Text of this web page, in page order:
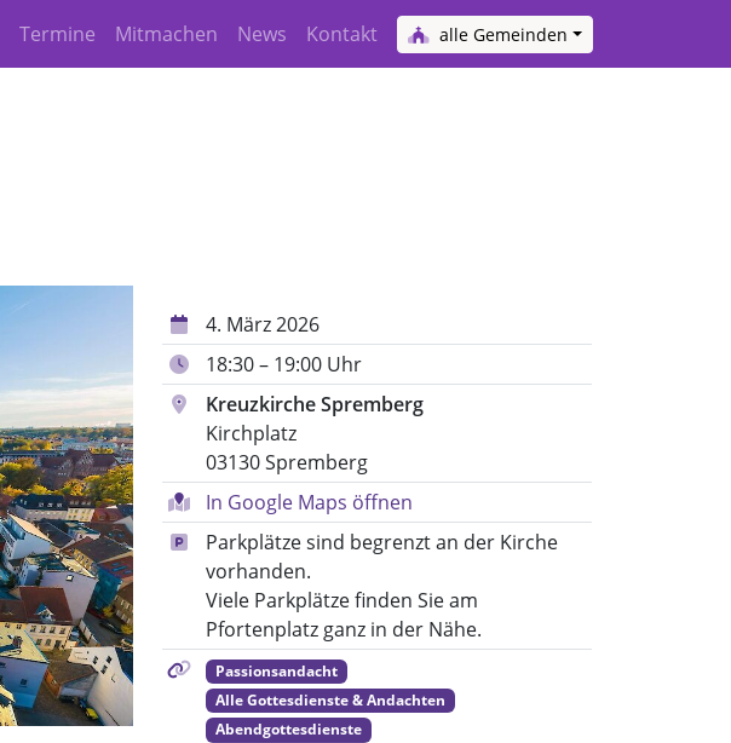
Termine Mitmachen News Kontakt alle Gemeinden
4. März 2026
18:30 – 19:00 Uhr
Kreuzkirche Spremberg
Kirchplatz
03130 Spremberg
In Google Maps öffnen
Parkplätze sind begrenzt an der Kirche
vorhanden.
Viele Parkplätze finden Sie am
Pfortenplatz ganz in der Nähe.
Passionsandacht
Alle Gottesdienste & Andachten
Abendgottesdienste